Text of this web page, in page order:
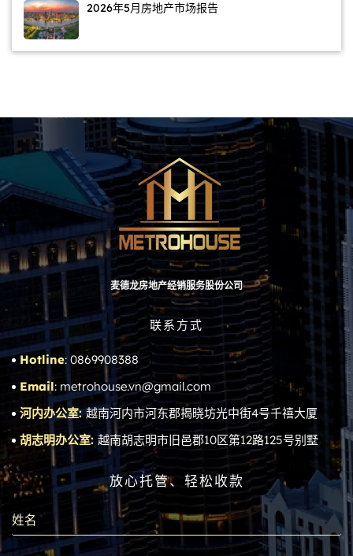
2026年5月房地产市场报告
麦德龙房地产经销服务股份公司
联系方式
Hotline: 0869908388
Email: metrohouse.vn@gmail.com
河内办公室:越南河内市河东郡揭晓坊光中街4号千禧大厦
胡志明办公室: 越南胡志明市旧邑郡10区第12路125号别墅
放心托管、轻松收款